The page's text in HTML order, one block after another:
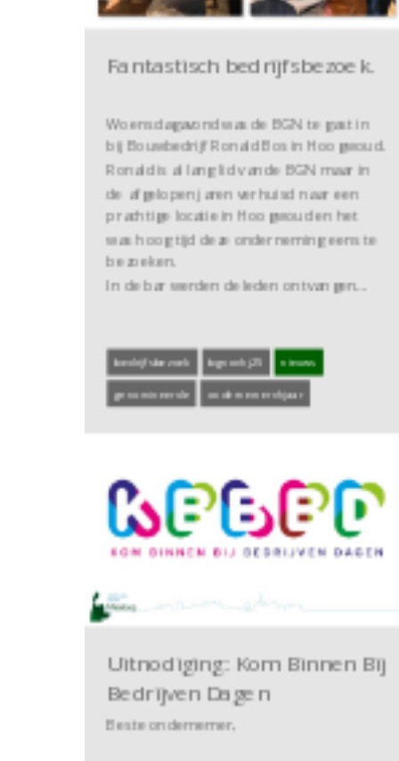
Fantastisch bedrijfsbezoek.
Woensdagavond was de BGN te gast in
bij Bouwbedrijf Ronald Bos in Hoogwoud.
Ronald is al lang lid van de BGN maar in
de afgelopen jaren verhuisd naar een
prachtige locatie in Hoogwoud en het
was hoog tijd deze onderneming eens te
bezoeken.
In de bar werden de leden ontvangen…
bedrijfsbezoek bgnovhj25 nieuws
genomineerde ondernemervhjaar
Uitnodiging: Kom Binnen Bij
Bedrijven Dagen
Beste ondernemer,